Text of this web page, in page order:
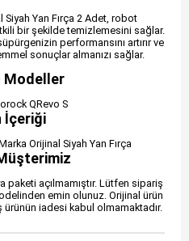
Yan Fırça 2 Adet, robot
bir şekilde temizlemesini sağlar.
performansını artırır ve
sonuçlar almanızı sağlar.
Modeller
QRevo S
İçeriği
Orijinal Siyah Yan Fırça
paketi açılmamıştır. Lütfen sipariş
emin olunuz. Orijinal ürün
ürünün iadesi kabul olmamaktadır.